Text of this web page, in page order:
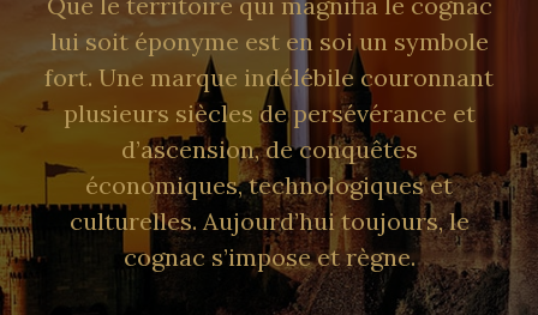
lui soit éponyme est en soi un symbole
fort. Une marque indélébile couronnant
plusieurs siècles de persévérance et
d’ascension, de conquêtes
économiques, technologiques et
culturelles. Aujourd’hui toujours, le
cognac s’impose et règne.